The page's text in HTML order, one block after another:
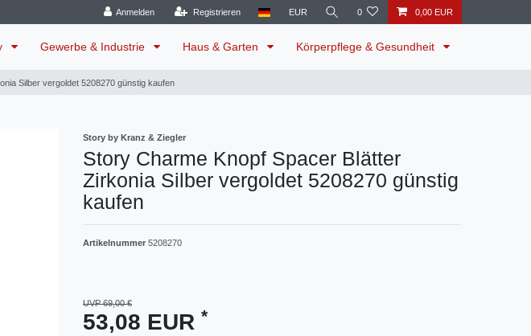
Anmelden Registrieren EUR 0 0,00 EUR
Gewerbe & Industrie Haus & Garten Körperpflege & Gesundheit
Silber vergoldet 5208270 günstig kaufen
Story by Kranz & Ziegler
Story Charme Knopf Spacer Blätter
Zirkonia Silber vergoldet 5208270 günstig
kaufen
Artikelnummer 5208270
UVP 69,00 €
53,08 EUR *